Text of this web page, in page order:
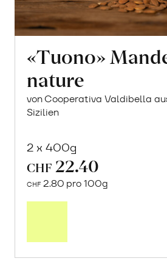
«Tuono»
nature
von Cooperativa Valdibella
Sizilien
2 x 400g
CHF 22.40
CHF 2.80 pro 100g